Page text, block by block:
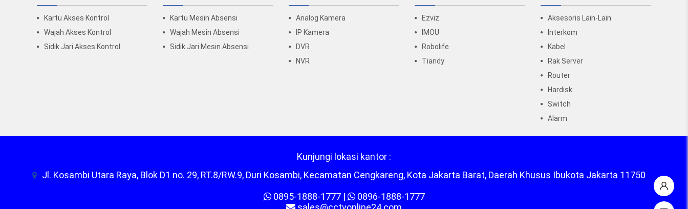
Kartu Akses Kontrol
Wajah Akses Kontrol
Sidik Jari Akses Kontrol
Kartu Mesin Absensi
Wajah Mesin Absensi
Sidik Jari Mesin Absensi
Analog Kamera
IP Kamera
DVR
NVR
Ezviz
IMOU
Robolife
Tiandy
Aksesoris Lain-Lain
Interkom
Kabel
Rak Server
Router
Hardisk
Switch
Alarm
Kunjungi lokasi kantor :
Jl. Kosambi Utara Raya, Blok D1 no. 29, RT.8/RW.9, Duri Kosambi, Kecamatan Cengkareng, Kota Jakarta Barat, Daerah Khusus Ibukota Jakarta 11750
0895-1888-1777|
0896-1888-1777